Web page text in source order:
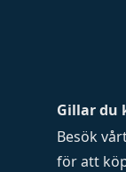
Gillar du
Besök
för att